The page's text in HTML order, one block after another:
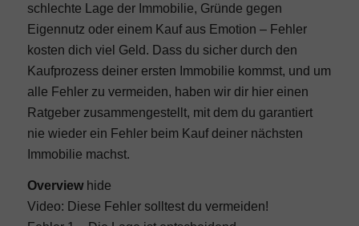
schlechte
Lage der Immobilie, Gründe gegen
Eigennutz oder einem Kauf aus Emotion – Fehler
kosten dich viel Geld. Dass du sicher durch den
Kaufprozess deiner ersten Immobilie kommst, und um
alle Fehler zu vermeiden, haben wir dir hier einen
Ratgeber zusammengestellt, mit dem du garantiert
nie wieder ein Fehler beim Kauf deiner nächsten
Immobilie machst.
Overview hide
Video: Diese Fehler solltest du vermeiden!